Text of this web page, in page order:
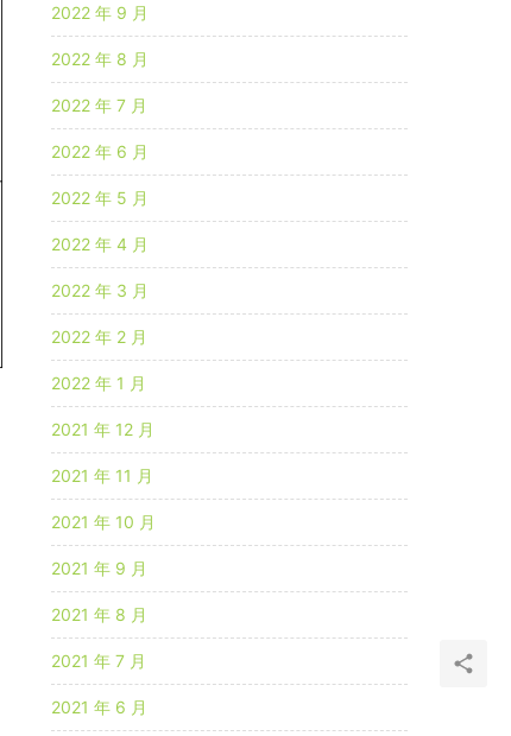
2022 年 9 月
2022 年 8 月
2022 年 7 月
2022 年 6 月
2022 年 5 月
2022 年 4 月
2022 年 3 月
2022 年 2 月
2022 年 1 月
2021 年 12 月
2021 年 11 月
2021 年 10 月
2021 年 9 月
2021 年 8 月
2021 年 7 月
2021 年 6 月